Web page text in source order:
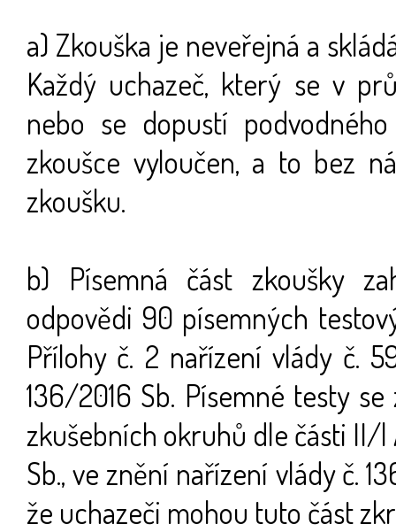
a) Zkouška je neveřejná a
Každý uchazeč, který se v
nebo se dopustí
zkoušce vyloučen, a to bez
zkoušku.
b) Písemná část zkoušky
odpovědi 90 písemných
Přílohy č. 2 nařízení vlády č.
136/2016 Sb. Písemné testy
zkušebních okruhů dle části II/
Sb., ve znění nařízení vlády č.
že uchazeči mohou tuto část